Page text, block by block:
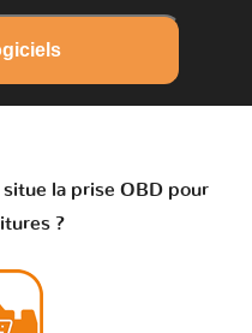
la prise OBD pour
?